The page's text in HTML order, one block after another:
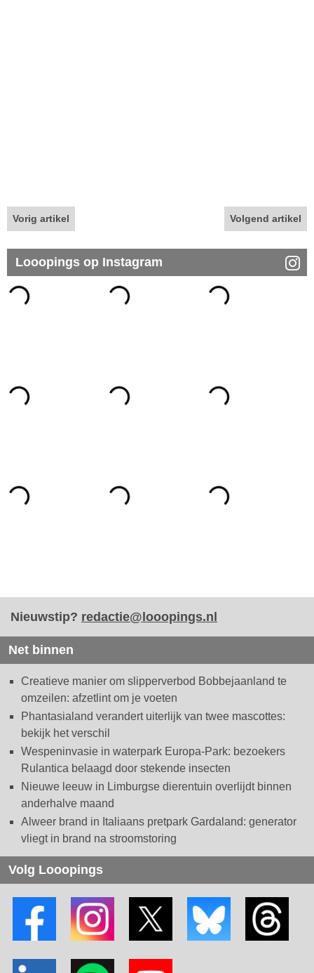
Vorig artikel Volgend artikel
Looopings op Instagram
Nieuwstip? redactie@looopings.nl
Net binnen
Creatieve manier om slipperverbod Bobbejaanland te
omzeilen: afzetlint om je voeten
Phantasialand verandert uiterlijk van twee mascottes:
bekijk het verschil
Wespeninvasie in waterpark Europa-Park: bezoekers
Rulantica belaagd door stekende insecten
Nieuwe leeuw in Limburgse dierentuin overlijdt binnen
anderhalve maand
Alweer brand in Italiaans pretpark Gardaland: generator
vliegt in brand na stroomstoring
Volg Looopings